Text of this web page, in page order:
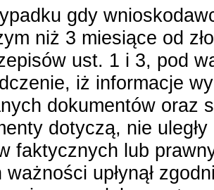
gdy
niż 3 miesiące od
ust. 1 i 3, pod
iż informacje
dokumentów oraz
dotyczą, nie
faktycznych lub
ważności upłynął